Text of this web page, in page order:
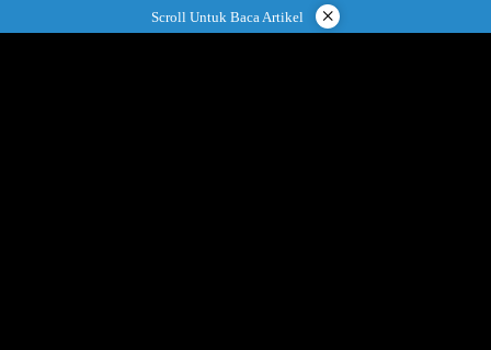
ke
Scroll Untuk Baca Artikel ×